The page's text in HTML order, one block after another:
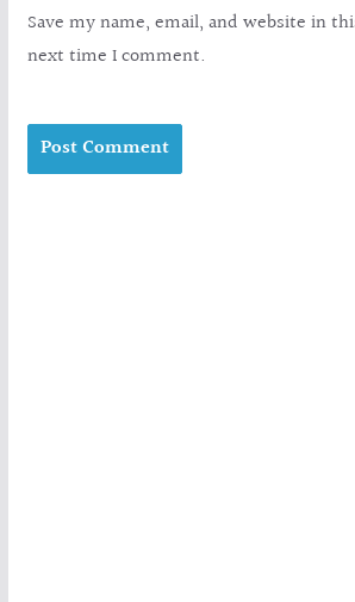
Save my name, email, and website in
next time I comment.